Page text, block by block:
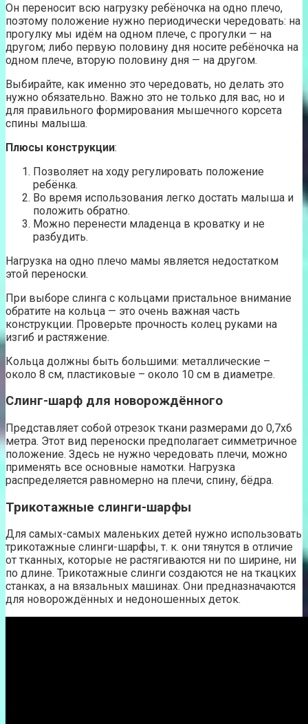
Он переносит всю нагрузку ребёночка на одно плечо,
поэтому положение нужно периодически чередовать: на
прогулку мы идём на одном плече, с прогулки — на
другом; либо первую половину дня носите ребёночка на
одном плече, вторую половину дня — на другом.
Выбирайте, как именно это чередовать, но делать это
нужно обязательно. Важно это не только для вас, но и
для правильного формирования мышечного корсета
спины малыша.
Плюсы конструкции:
Позволяет на ходу регулировать положение
ребёнка.
Во время использования легко достать малыша и
положить обратно.
Можно перенести младенца в кроватку и не
разбудить.
Нагрузка на одно плечо мамы является недостатком
этой переноски.
При выборе слинга с кольцами пристальное внимание
обратите на кольца — это очень важная часть
конструкции. Проверьте прочность колец руками на
изгиб и растяжение.
Кольца должны быть большими: металлические –
около 8 см, пластиковые – около 10 см в диаметре.
Слинг-шарф для новорождённого
Представляет собой отрезок ткани размерами до 0,7х6
метра. Этот вид переноски предполагает симметричное
положение. Здесь не нужно чередовать плечи, можно
применять все основные намотки. Нагрузка
распределяется равномерно на плечи, спину, бёдра.
Трикотажные слинги-шарфы
Для самых-самых маленьких детей нужно использовать
трикотажные слинги-шарфы, т. к. они тянутся в отличие
от тканных, которые не растягиваются ни по ширине, ни
по длине. Трикотажные слинги создаются не на ткацких
станках, а на вязальных машинах. Они предназначаются
для новорождённых и недоношенных деток.